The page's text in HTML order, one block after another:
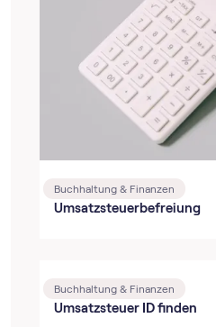
Buchhaltung & Finanzen
Umsatzsteuerbefreiung
Buchhaltung & Finanzen
Umsatzsteuer ID finden